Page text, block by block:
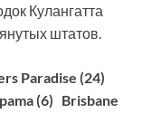
Кулангатта
штатов.
Paradise (24)
(6) Brisbane